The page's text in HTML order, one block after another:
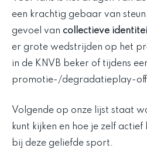
een krachtig gebaar van
gevoel van collectieve
er grote wedstrijden op het
in de KNVB beker of tijdens
promotie-/degradatieplay-
Volgende op onze lijst staat
kunt kijken en hoe je zelf
bij deze geliefde sport.